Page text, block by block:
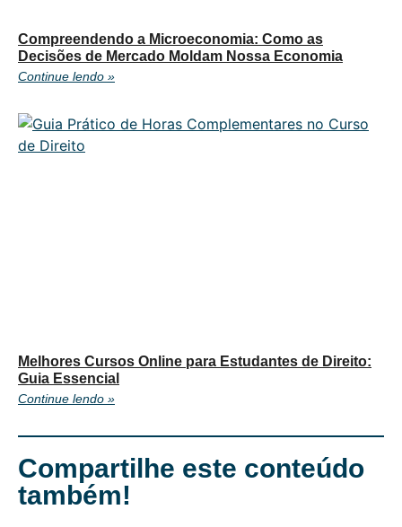
Compreendendo a Microeconomia: Como as
Decisões de Mercado Moldam Nossa Economia
Continue lendo »
Melhores Cursos Online para Estudantes de Direito:
Guia Essencial
Continue lendo »
Compartilhe este conteúdo
também!